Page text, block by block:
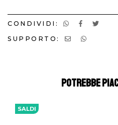
CONDIVIDI:
SUPPORTO:
POTREBBE
SALDI